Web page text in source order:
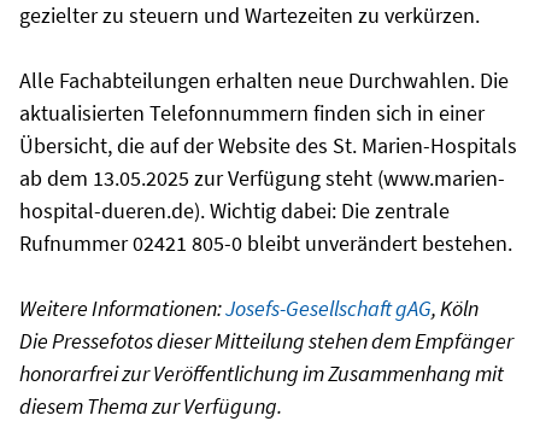
gezielter zu steuern und Wartezeiten zu verkürzen.
Alle Fachabteilungen erhalten neue Durchwahlen. Die
aktualisierten Telefonnummern finden sich in einer
Übersicht, die auf der Website des St. Marien-Hospitals
ab dem 13.05.2025 zur Verfügung steht (www.marien-
hospital-dueren.de). Wichtig dabei: Die zentrale
Rufnummer 02421 805-0 bleibt unverändert bestehen.
Weitere Informationen:Josefs-Gesellschaft gAG, Köln
Die Pressefotos dieser Mitteilung stehen dem Empfänger
honorarfrei zur Veröffentlichung im Zusammenhang mit
diesem Thema zur Verfügung.